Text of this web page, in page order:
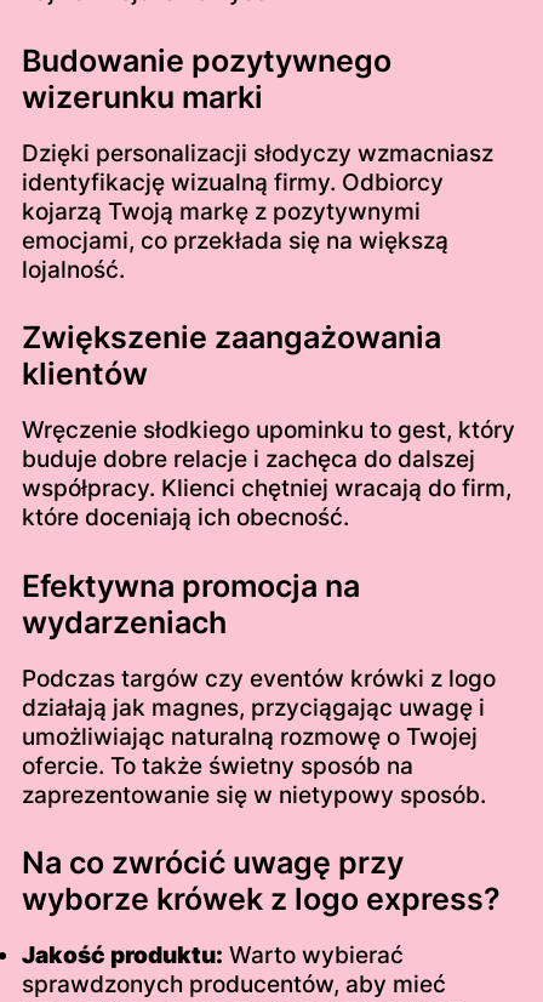
Budowanie pozytywnego
wizerunku marki
Dzięki personalizacji słodyczy wzmacniasz
identyfikację wizualną firmy. Odbiorcy
kojarzą Twoją markę z pozytywnymi
emocjami, co przekłada się na większą
lojalność.
Zwiększenie zaangażowania
klientów
Wręczenie słodkiego upominku to gest, który
buduje dobre relacje i zachęca do dalszej
współpracy. Klienci chętniej wracają do firm,
które doceniają ich obecność.
Efektywna promocja na
wydarzeniach
Podczas targów czy eventów krówki z logo
działają jak magnes, przyciągając uwagę i
umożliwiając naturalną rozmowę o Twojej
ofercie. To także świetny sposób na
zaprezentowanie się w nietypowy sposób.
Na co zwrócić uwagę przy
wyborze krówek z logo express?
Jakość produktu: Warto wybierać
sprawdzonych producentów, aby mieć